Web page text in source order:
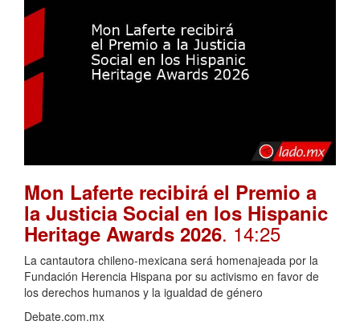
Mon Laferte recibirá el Premio a
la Justicia Social en los Hispanic
Heritage Awards 2026. 14:25
La cantautora chileno-mexicana será homenajeada por la
Fundación Herencia Hispana por su activismo en favor de
los derechos humanos y la igualdad de género
Debate.com.mx